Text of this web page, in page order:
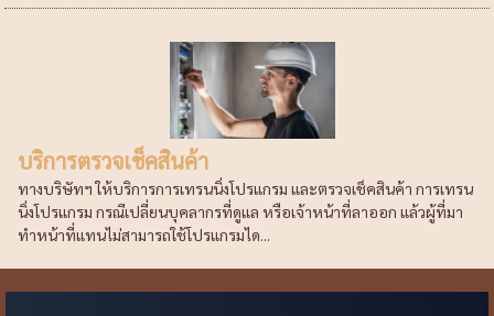
บริการตรวจเช็คสินค้า
ทางบริษัทฯ ให้บริการการเทรนนิ่งโปรแกรม และตรวจเช็คสินค้า การเทรน
นิ่งโปรแกรม กรณีเปลี่ยนบุคลากรที่ดูแล หรือเจ้าหน้าที่ลาออก แล้วผู้ที่มา
ทำหน้าที่แทนไม่สามารถใช้โปรแกรมได...